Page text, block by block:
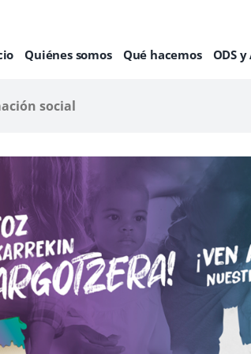
Quiénes somos Qué hacemos ODS
social